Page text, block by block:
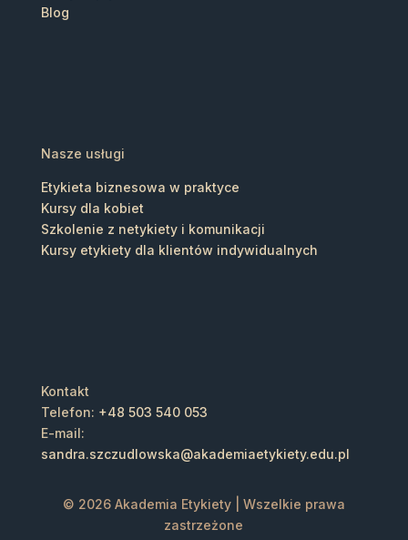
Blog
Nasze usługi
Etykieta biznesowa w praktyce
Kursy dla kobiet
Szkolenie z netykiety i komunikacji
Kursy etykiety dla klientów indywidualnych
Kontakt
Telefon: +48 503 540 053
E-mail:
sandra.szczudlowska@akademiaetykiety.edu.pl
© 2026 Akademia Etykiety| Wszelkie prawa
zastrzeżone